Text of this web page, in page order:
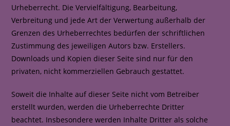
Urheberrecht. Die Vervielfältigung, Bearbeitung,
Verbreitung und jede Art der Verwertung außerhalb der
Grenzen des Urheberrechtes bedürfen der schriftlichen
Zustimmung des jeweiligen Autors bzw. Erstellers.
Downloads und Kopien dieser Seite sind nur für den
privaten, nicht kommerziellen Gebrauch gestattet.
Soweit die Inhalte auf dieser Seite nicht vom Betreiber
erstellt wurden, werden die Urheberrechte Dritter
beachtet. Insbesondere werden Inhalte Dritter als solche